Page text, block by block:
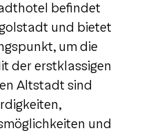
befindet
und bietet
um die
der erstklassigen
Altstadt sind
und